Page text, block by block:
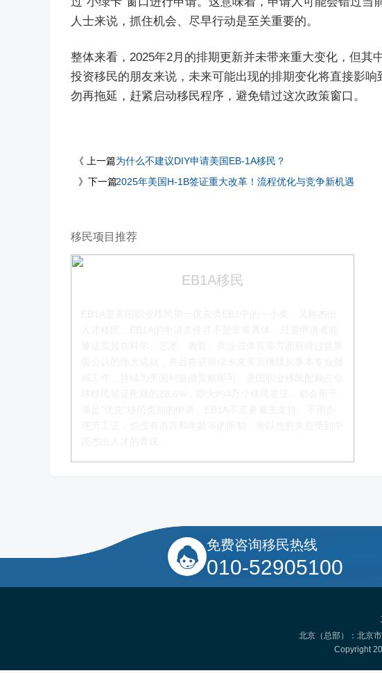
人士来说，抓住机会、尽早行动是至关重要的。
整体来看，2025年2月的排期更新并未带来重大变化，但
投资移民的朋友来说，未来可能出现的排期变化将直接影
勿再拖延，赶紧启动移民程序，避免错过这次政策窗口。
《 上一篇为什么不建议DIY申请美国EB-1A移民？
》下一篇2025年美国H-1B签证重大改革！流程优化与竞争新机遇
移民项目推荐
EB1A移民
免费咨询移民热线
010-52905100
北京（总部）：北京
Copyright